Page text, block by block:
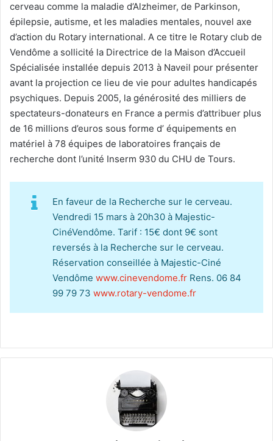
cerveau comme la maladie d’Alzheimer, de Parkinson,
épilepsie, autisme, et les maladies mentales, nouvel axe
d’action du Rotary international. A ce titre le Rotary club de
Vendôme a sollicité la Directrice de la Maison d’Accueil
Spécialisée installée depuis 2013 à Naveil pour présenter
avant la projection ce lieu de vie pour adultes handicapés
psychiques. Depuis 2005, la générosité des milliers de
spectateurs-donateurs en France a permis d’attribuer plus
de 16 millions d’euros sous forme d’ équipements en
matériel à 78 équipes de laboratoires français de
recherche dont l’unité Inserm 930 du CHU de Tours.
En faveur de la Recherche sur le cerveau.
Vendredi 15 mars à 20h30 à Majestic-
CinéVendôme. Tarif : 15€ dont 9€ sont
reversés à la Recherche sur le cerveau.
Réservation conseillée à Majestic-Ciné
Vendôme www.cinevendome.fr Rens. 06 84
99 79 73 www.rotary-vendome.fr